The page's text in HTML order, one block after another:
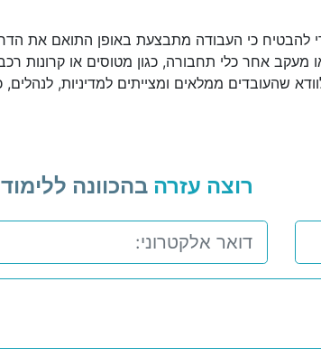
להבטיח כי העבודה מתבצעת באופן התואם את
מעקב אחר כלי תחבורה, כגון מטוסים או קרונות
שהעובדים ממלאים ומצייתים למדיניות, לנהלים,
רוצה עזרה בהכוונה